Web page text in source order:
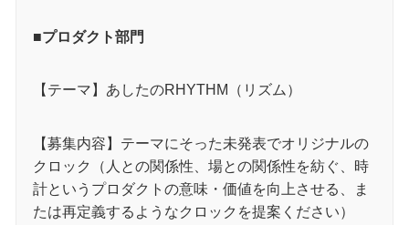
■プロダクト部門
【テーマ】あしたのRHYTHM（リズム）
【募集内容】テーマにそった未発表でオリジナルの
クロック（人との関係性、場との関係性を紡ぐ、時
計というプロダクトの意味・価値を向上させる、ま
たは再定義するようなクロックを提案ください）